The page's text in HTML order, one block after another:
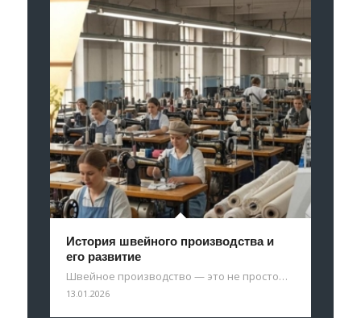
История швейного производства и
его развитие
Швейное производство — это не просто…
13.01.2026